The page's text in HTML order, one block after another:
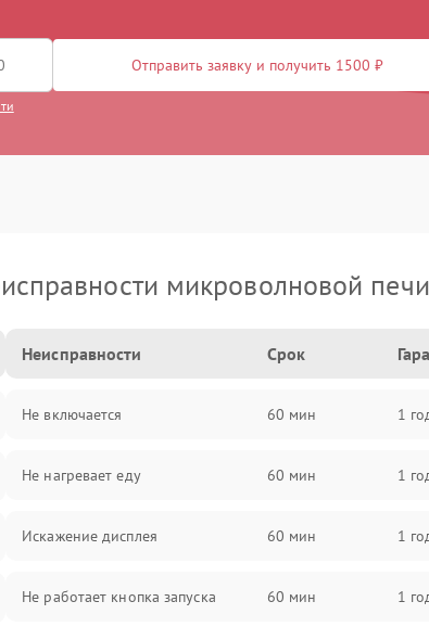
Отправить заявку и получить 1500 ₽
микроволновой
Неисправности Срок
Не включается 60 мин 1
Не нагревает еду 60 мин 1
Искажение дисплея 60 мин 1
Не работает кнопка запуска 60 мин 1